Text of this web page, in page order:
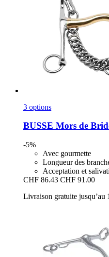
3 options
BUSSE Mors de
-5%
Avec gourmette
Longueur des
Acceptation et
CHF 86.43 CHF 91.00
Livraison gratuite jusqu’au